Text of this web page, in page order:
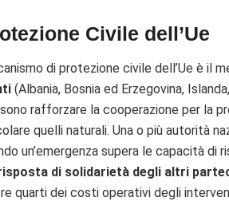
Civile dell’Ue
di protezione civile dell’Ue è il
(Albania, Bosnia ed Erzegovina,
rafforzare la cooperazione per la
quelli naturali. Una o più autorità
un’emergenza supera le capacità di
di solidarietà degli altri
quarti dei costi operativi degli